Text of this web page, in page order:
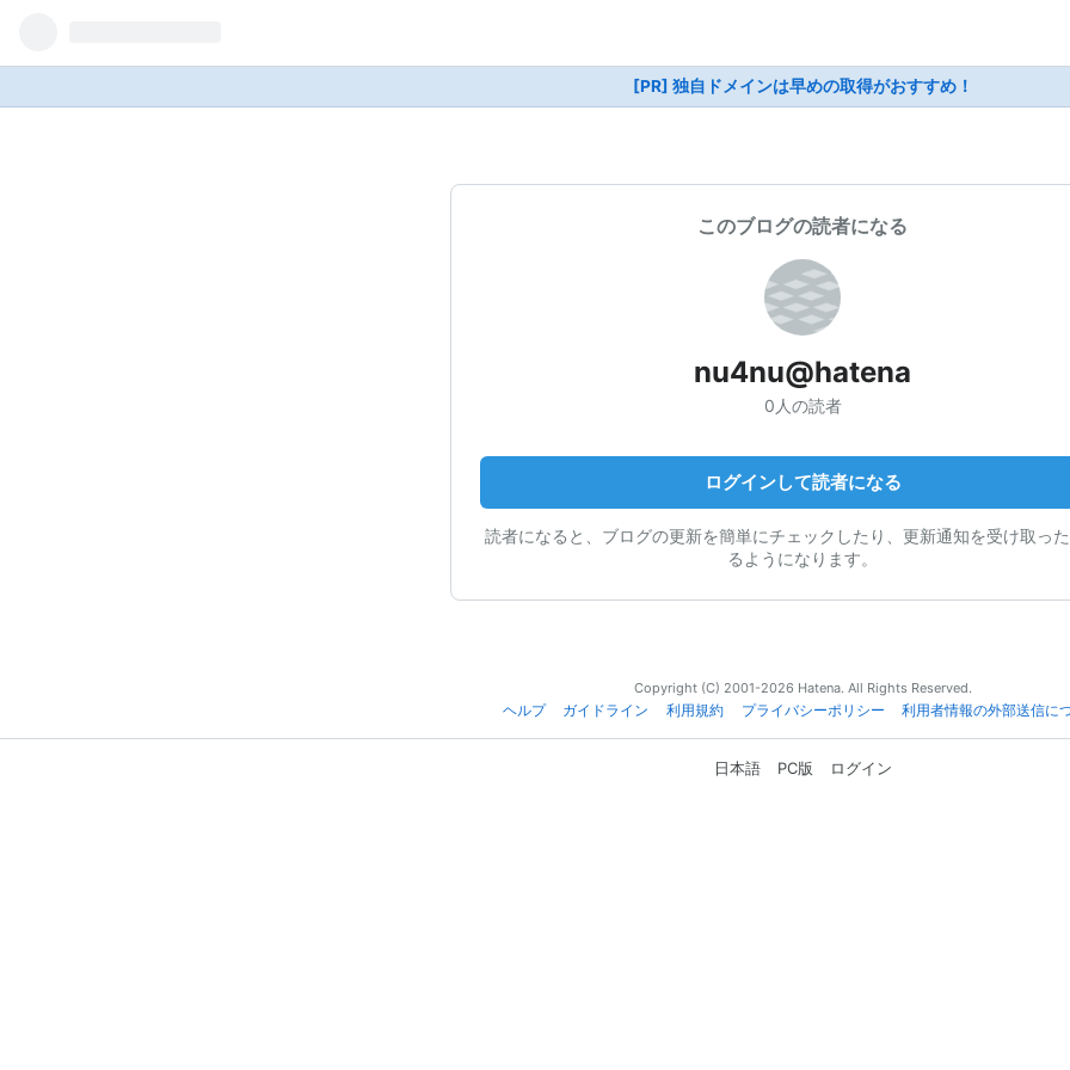
[PR] 独自ドメインは早めの取得がおすすめ！
このブログの読者になる
nu4nu@hatena
0人の読者
ログインして読者になる
読者になると、ブログの更新を簡単にチェックしたり、更新通知を受け取っ
るようになります。
Copyright (C) 2001-2026 Hatena. All Rights Reserved.
ヘルプ
ガイドライン 利用規約 プライバシーポリシー 利用者情報の外部送信に
日本語 PC版 ログイン